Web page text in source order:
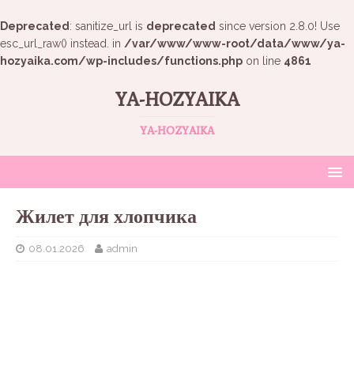
Deprecated : sanitize_url is deprecated since version 2.8.0! Use
esc_url_raw() instead. in /var/www/www-root/data/www/ya-
hozyaika.com/wp-includes/functions.php on line 4861
YA-HOZYAIKA
YA-HOZYAIKA
Жилет для хлопчика
08.01.2026 admin